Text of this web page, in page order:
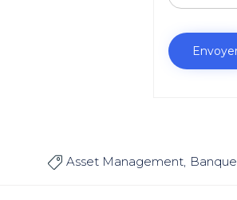
 Asset Management Banque